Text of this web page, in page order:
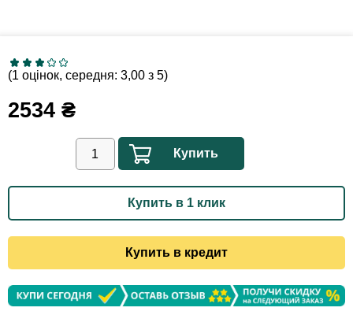
(1 оцінок, середня: 3,00 з 5)
2534 ₴
Купить
Купить в 1 клик
Купить в кредит